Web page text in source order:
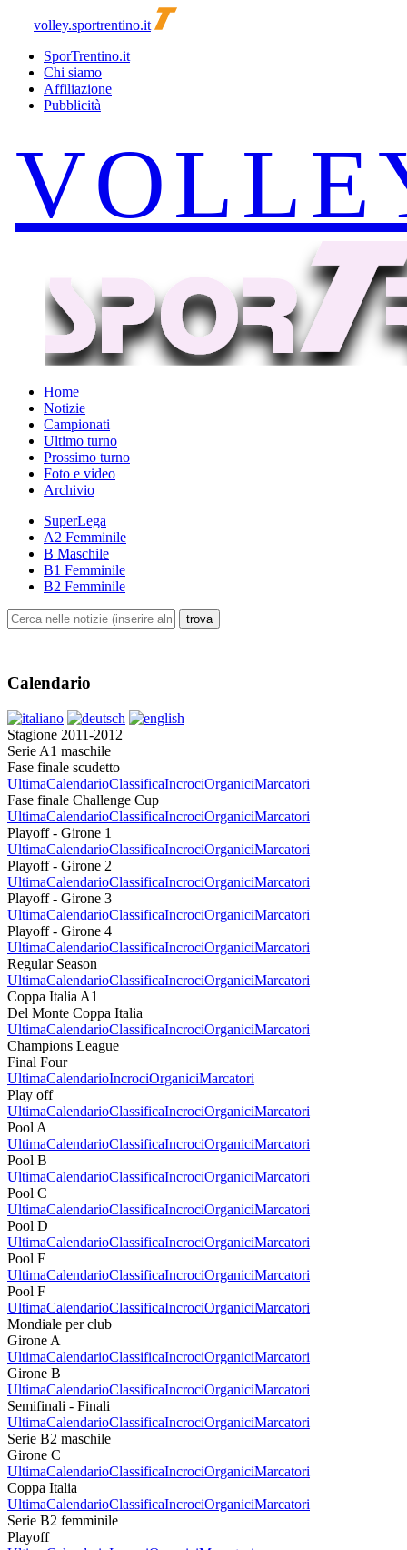
volley.sportrentino.it
SporTrentino.it
Chi siamo
Affiliazione
Pubblicità
Home
Notizie
Campionati
Ultimo turno
Prossimo turno
Foto e video
Archivio
SuperLega
A2 Femminile
B Maschile
B1 Femminile
B2 Femminile
Calendario
Stagione 2011-2012
Serie A1 maschile
Fase finale scudetto
UltimaCalendarioClassificaIncrociOrganiciMarcatori
Fase finale Challenge Cup
UltimaCalendarioClassificaIncrociOrganiciMarcatori
Playoff - Girone 1
UltimaCalendarioClassificaIncrociOrganiciMarcatori
Playoff - Girone 2
UltimaCalendarioClassificaIncrociOrganiciMarcatori
Playoff - Girone 3
UltimaCalendarioClassificaIncrociOrganiciMarcatori
Playoff - Girone 4
UltimaCalendarioClassificaIncrociOrganiciMarcatori
Regular Season
UltimaCalendarioClassificaIncrociOrganiciMarcatori
Coppa Italia A1
Del Monte Coppa Italia
UltimaCalendarioClassificaIncrociOrganiciMarcatori
Champions League
Final Four
UltimaCalendarioIncrociOrganiciMarcatori
Play off
UltimaCalendarioClassificaIncrociOrganiciMarcatori
Pool A
UltimaCalendarioClassificaIncrociOrganiciMarcatori
Pool B
UltimaCalendarioClassificaIncrociOrganiciMarcatori
Pool C
UltimaCalendarioClassificaIncrociOrganiciMarcatori
Pool D
UltimaCalendarioClassificaIncrociOrganiciMarcatori
Pool E
UltimaCalendarioClassificaIncrociOrganiciMarcatori
Pool F
UltimaCalendarioClassificaIncrociOrganiciMarcatori
Mondiale per club
Girone A
UltimaCalendarioClassificaIncrociOrganiciMarcatori
Girone B
UltimaCalendarioClassificaIncrociOrganiciMarcatori
Semifinali - Finali
UltimaCalendarioClassificaIncrociOrganiciMarcatori
Serie B2 maschile
Girone C
UltimaCalendarioClassificaIncrociOrganiciMarcatori
Coppa Italia
UltimaCalendarioClassificaIncrociOrganiciMarcatori
Serie B2 femminile
Playoff